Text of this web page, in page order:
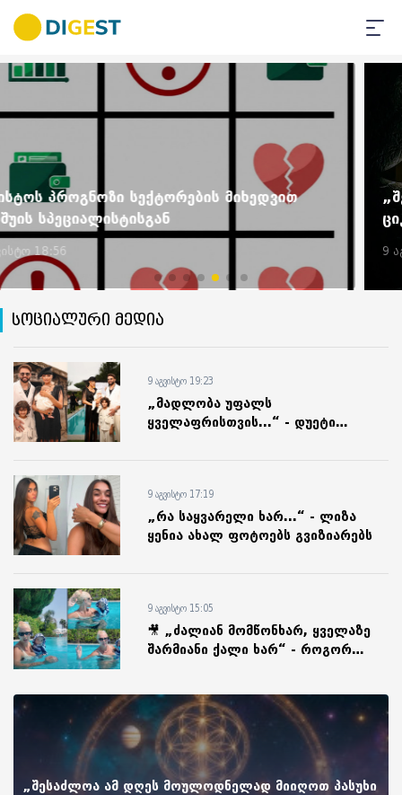
„შეჩერდი გზაგასაყარზე და გადახეხე გასულ
ციკლს...“ - რას წერს ქეთი ოდიშელი
9 აგვისტო 17:46
სოციალური მედია
9 აგვისტო 19:23
„მადლობა უფალს
ყველაფრისთვის...“ - დუეტი
9 აგვისტო 17:19
„რა საყვარელი ხარ...“ - ლიზა
ყენია ახალ ფოტოებს გვიზიარებს
9 აგვისტო 15:05
🎥 „ძალიან მომწონხარ, ყველაზე
შარმიანი ქალი ხარ“ - როგორ
„შესაძლოა ამ დღეს მოულოდნელად მიიღოთ პასუხი